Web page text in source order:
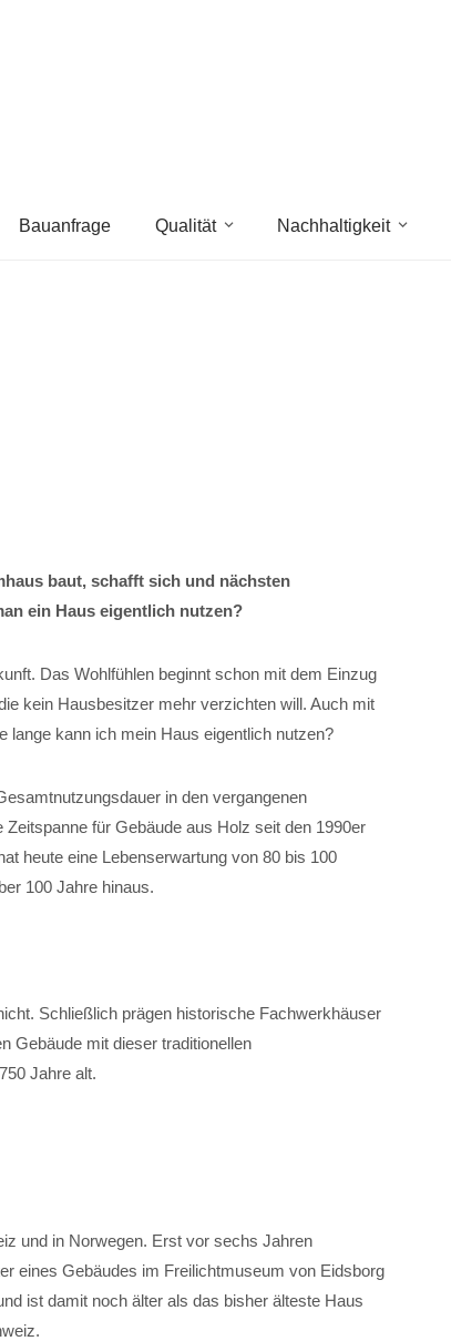
Bauanfrage Qualität Nachhaltigkeit
baut, schafft sich und nächsten
ein Haus eigentlich nutzen?
Das Wohlfühlen beginnt schon mit dem Einzug
kein Hausbesitzer mehr verzichten will. Auch mit
lange kann ich mein Haus eigentlich nutzen?
in den vergangenen
für Gebäude aus Holz seit den 1990er
heute eine Lebenserwartung von 80 bis 100
100 Jahre hinaus.
Schließlich prägen historische Fachwerkhäuser
Gebäude mit dieser traditionellen
Jahre alt.
und in Norwegen. Erst vor sechs Jahren
eines Gebäudes im Freilichtmuseum von Eidsborg
ist damit noch älter als das bisher älteste Haus